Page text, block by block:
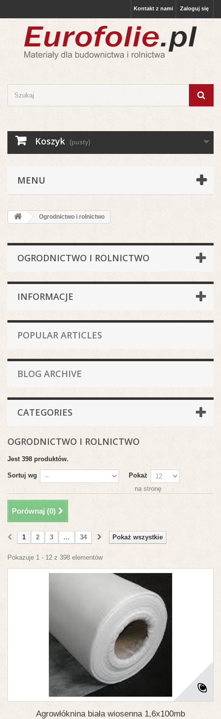
Zaloguj się
Kontakt z nami
Koszyk (pusty)
MENU
Ogrodnictwo i rolnictwo
OGRODNICTWO I ROLNICTWO
INFORMACJE
POPULAR ARTICLES
BLOG ARCHIVE
CATEGORIES
OGRODNICTWO I ROLNICTWO
Jest 398 produktów.
Sortuj wg
Pokaż
na stronę
Porównaj (0)
Pokaż wszystkie
1 2 3 ... 34
Pokazuje 1 - 12 z 398 elementów
Agrowłóknina biała wiosenna 1,6x100mb